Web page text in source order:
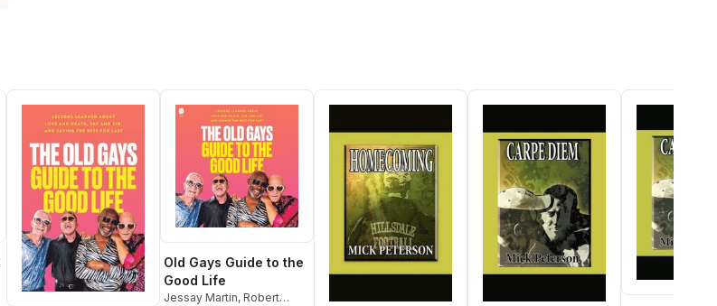
Old Gays Guide to the
Good Life
Jessay Martin, Robert